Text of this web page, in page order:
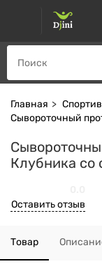
Главная
Сывороточный
Клубника со
Оставить отзыв
Товар